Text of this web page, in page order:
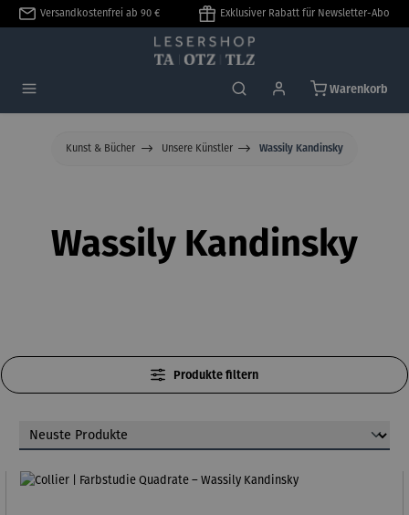
springen
Versandkostenfrei ab 90 € Exklusiver Rabatt für Newsletter-Abo
Warenkorb
Kunst & Bücher Unsere Künstler Wassily Kandinsky
Wassily Kandinsky
Produkte filtern